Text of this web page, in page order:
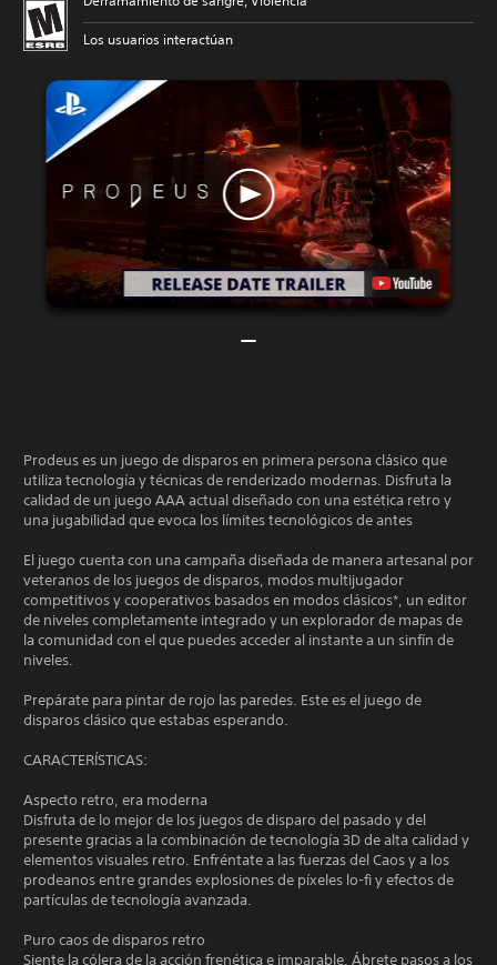
Los usuarios interactúan
Prodeus es un juego de disparos en primera persona clásico que
utiliza tecnología y técnicas de renderizado modernas. Disfruta la
calidad de un juego AAA actual diseñado con una estética retro y
una jugabilidad que evoca los límites tecnológicos de antes
El juego cuenta con una campaña diseñada de manera artesanal por
veteranos de los juegos de disparos, modos multijugador
competitivos y cooperativos basados en modos clásicos*, un editor
de niveles completamente integrado y un explorador de mapas de
la comunidad con el que puedes acceder al instante a un sinfín de
niveles.
Prepárate para pintar de rojo las paredes. Este es el juego de
disparos clásico que estabas esperando.
CARACTERÍSTICAS:
Aspecto retro, era moderna
Disfruta de lo mejor de los juegos de disparo del pasado y del
presente gracias a la combinación de tecnología 3D de alta calidad y
elementos visuales retro. Enfréntate a las fuerzas del Caos y a los
prodeanos entre grandes explosiones de píxeles lo-fi y efectos de
partículas de tecnología avanzada.
Puro caos de disparos retro
Siente la cólera de la acción frenética e imparable. Ábrete pasos a los